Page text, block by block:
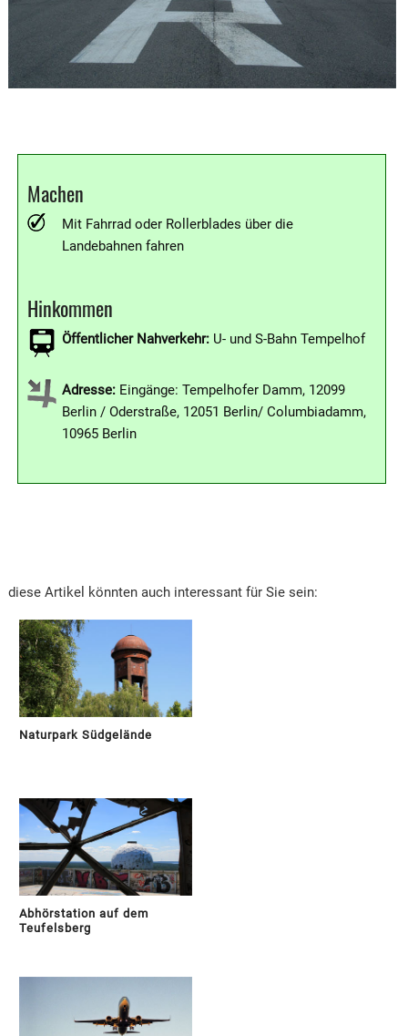
Machen
Mit Fahrrad oder Rollerblades über die
Landebahnen fahren
Hinkommen
Öffentlicher Nahverkehr: U- und S-Bahn Tempelhof
Adresse: Eingänge: Tempelhofer Damm, 12099
Berlin / Oderstraße, 12051 Berlin/ Columbiadamm,
10965 Berlin
diese Artikel könnten auch interessant für Sie sein:
Naturpark Südgelände
Abhörstation auf dem
Teufelsberg